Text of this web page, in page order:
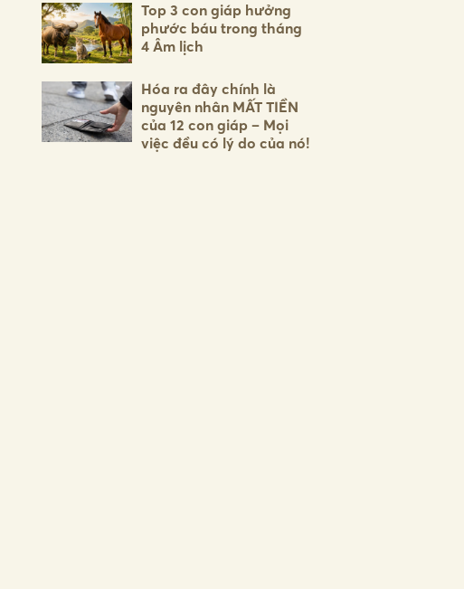
Top 3 con giáp hưởng
phước báu trong tháng
4 Âm lịch
Hóa ra đây chính là
nguyên nhân MẤT TIỀN
của 12 con giáp – Mọi
việc đều có lý do của nó!
Gửi